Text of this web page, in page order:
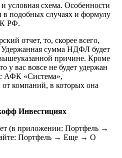
условная схема. Особенности
в подобных случаях и формулу
РФ.
отчет, то, скорее всего,
Удержанная сумма НДФЛ будет
причине. Кроме
у вас вовсе не будет удержан
АФК «Система»,
компаний, в которых она
Инвестициях
(в приложении: Портфель →
Портфель → Еще → О